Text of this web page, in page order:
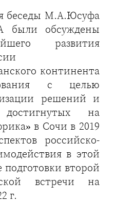
беседы М.А.Юсуфа
были обсуждены
развития
континента
с целью
решений и
достигнутых на
в Сочи в 2019
российско-
в этой
подготовки второй
встречи на
г.